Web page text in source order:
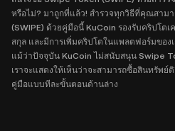
หรือไม่? มาถูกที่แล้ว! สำรวจทุกวิธีที่คุณสาม
(SWIPE) ด้วยคู่มือนี้ KuCoin รองรับคริปโตเ
สกุล และมีการเพิ่มคริปโตในแพลตฟอร์มของเ
แม้ว่าปัจจุบัน KuCoin ไม่สนับสนุน Swipe
เราจะแสดงให้เห็นว่าจะสามารถซื้อสินทรัพย์
คู่มือแบบทีละขั้นตอนด้านล่าง